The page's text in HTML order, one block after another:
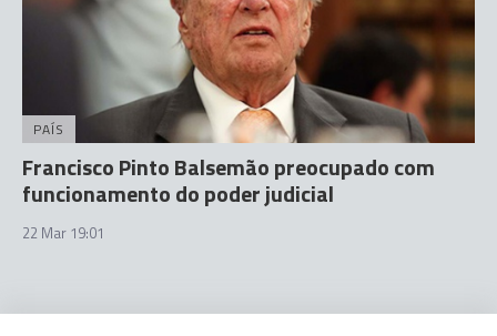
PAÍS
Francisco Pinto Balsemão preocupado com
funcionamento do poder judicial
22 Mar 19:01